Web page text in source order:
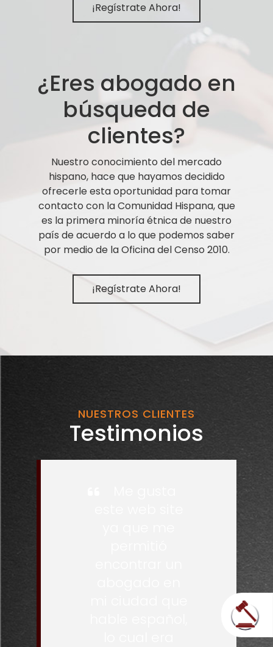
¡Regístrate Ahora!
¿Eres abogado en
búsqueda de
clientes?
Nuestro conocimiento del mercado
hispano, hace que hayamos decidido
ofrecerle esta oportunidad para tomar
contacto con la Comunidad Hispana, que
es la primera minoría étnica de nuestro
país de acuerdo a lo que podemos saber
por medio de la Oficina del Censo 2010.
¡Regístrate Ahora!
NUESTROS CLIENTES
Testimonios